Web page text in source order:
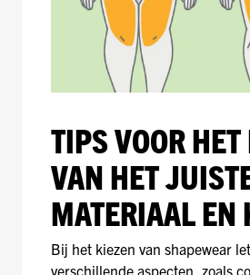
TIPS VOOR
VAN HET
MATERIAAL EN
Bij het kiezen van shapewear
verschillende aspecten, zoals